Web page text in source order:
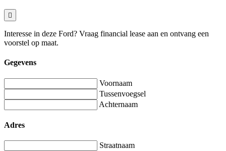
Interesse in deze Ford? Vraag financial lease aan en ontvang een
voorstel op maat.
Gegevens
Voornaam
Tussenvoegsel
Achternaam
Adres
Straatnaam